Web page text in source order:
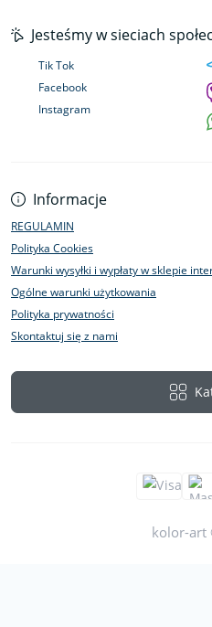
Informacje
REGULAMIN
Polityka Cookies
Warunki wysyłki i wypłaty w sklepie
Ogólne warunki użytkowania
Polityka prywatności
Skontaktuj się z nami
Jesteśmy w sieciach
Tik Tok
Facebook
Instagram
kolor-art